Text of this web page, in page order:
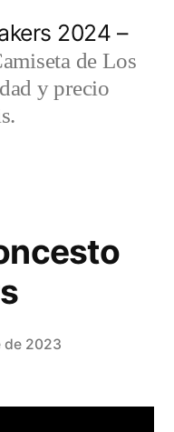
2024 –
de Los
y precio
de 2023